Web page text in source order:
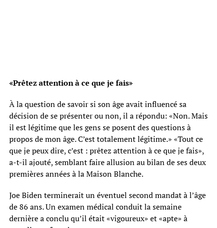
«Prêtez attention à ce que je fais»
À la question de savoir si son âge avait influencé sa
décision de se présenter ou non, il a répondu: «Non. Mais
il est légitime que les gens se posent des questions à
propos de mon âge. C’est totalement légitime.» «Tout ce
que je peux dire, c’est : prêtez attention à ce que je fais»,
a-t-il ajouté, semblant faire allusion au bilan de ses deux
premières années à la Maison Blanche.
Joe Biden terminerait un éventuel second mandat à l’âge
de 86 ans. Un examen médical conduit la semaine
dernière a conclu qu’il était «vigoureux» et «apte» à